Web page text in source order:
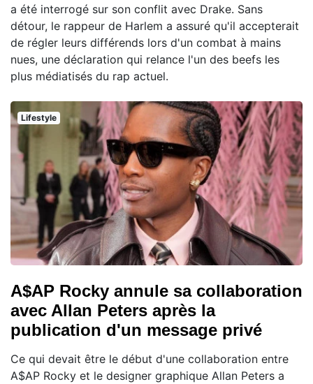
a été interrogé sur son conflit avec Drake. Sans
détour, le rappeur de Harlem a assuré qu'il accepterait
de régler leurs différends lors d'un combat à mains
nues, une déclaration qui relance l'un des beefs les
plus médiatisés du rap actuel.
Lifestyle
A$AP Rocky annule sa collaboration
avec Allan Peters après la
publication d'un message privé
Ce qui devait être le début d'une collaboration entre
A$AP Rocky et le designer graphique Allan Peters a